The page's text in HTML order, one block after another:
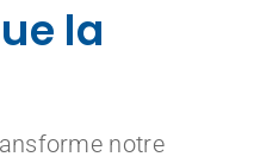
la
notre